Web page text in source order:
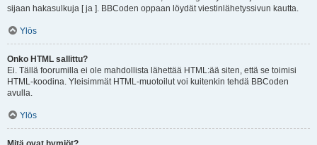
sijaan hakasulkuja [ ja ]. BBCoden oppaan löydät viestinlähetyssivun kautta.
Ylös
Onko HTML sallittu?
Ei. Tällä foorumilla ei ole mahdollista lähettää HTML:ää siten, että se toimisi
HTML-koodina. Yleisimmät HTML-muotoilut voi kuitenkin tehdä BBCoden
avulla.
Ylös